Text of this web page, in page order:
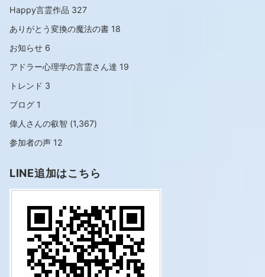
Happy言霊作品 327
ありがとう変換の魔法の書 18
お知らせ 6
アドラー心理学の言霊さん達 19
トレンド 3
ブログ 1
偉人さんの叡智 (1,367)
参加者の声 12
LINE追加はこちら